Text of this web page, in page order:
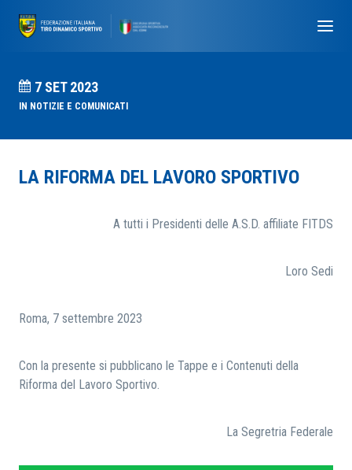
RICERCA
7 SET 2023
IN NOTIZIE E COMUNICATI
LA RIFORMA DEL LAVORO SPORTIVO
A tutti i Presidenti delle A.S.D. affiliate FITDS
Loro Sedi
Roma, 7 settembre 2023
Con la presente si pubblicano le Tappe e i Contenuti della
Riforma del Lavoro Sportivo.
La Segretria Federale